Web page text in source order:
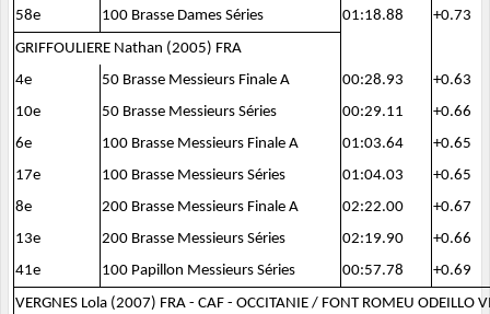
58e
100 Brasse Dames Séries 01:18.88
+0.73
GRIFFOULIERE Nathan (2005) FRA
4e
50 Brasse Messieurs Finale A 00:28.93
+0.63
10e
50 Brasse Messieurs Séries 00:29.11
+0.66
6e
100 Brasse Messieurs Finale A 01:03.64
+0.65
17e
100 Brasse Messieurs Séries 01:04.03
+0.65
8e
200 Brasse Messieurs Finale A 02:22.00
+0.67
13e
200 Brasse Messieurs Séries 02:19.90
+0.66
41e
100 Papillon Messieurs Séries 00:57.78
+0.69
VERGNES Lola (2007) FRA - CAF - OCCITANIE / FONT ROMEU ODEILLO